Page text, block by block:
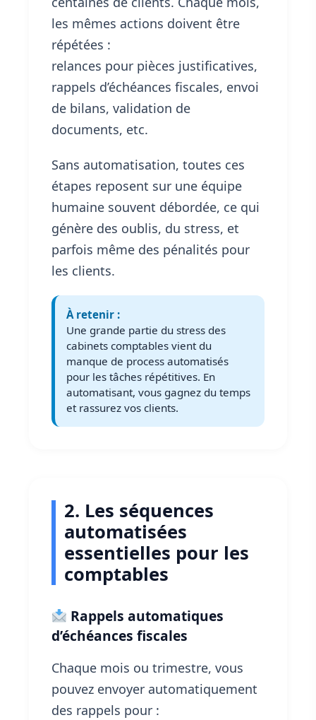
les mêmes actions doivent être
répétées :
relances pour pièces justificatives,
rappels d’échéances fiscales, envoi
de bilans, validation de
documents, etc.
Sans automatisation, toutes ces
étapes reposent sur une équipe
humaine souvent débordée, ce qui
génère des oublis, du stress, et
parfois même des pénalités pour
les clients.
À retenir :
Une grande partie du stress des
cabinets comptables vient du
manque de process automatisés
pour les tâches répétitives. En
automatisant, vous gagnez du temps
et rassurez vos clients.
2. Les séquences
automatisées
essentielles pour les
comptables
Rappels automatiques
d’échéances fiscales
Chaque mois ou trimestre, vous
pouvez envoyer automatiquement
des rappels pour :